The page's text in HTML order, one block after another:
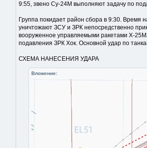
9:55, звено Су-24М выполняют задачу по
Группа покидает район сбора в 9:30. Время
уничтожают ЗСУ и ЗРК непосредственно
вооруженное управляемыми ракетами Х-
подавления ЗРК Хок. Основной удар по
СХЕМА НАНЕСЕНИЯ УДАРА
Вложение: